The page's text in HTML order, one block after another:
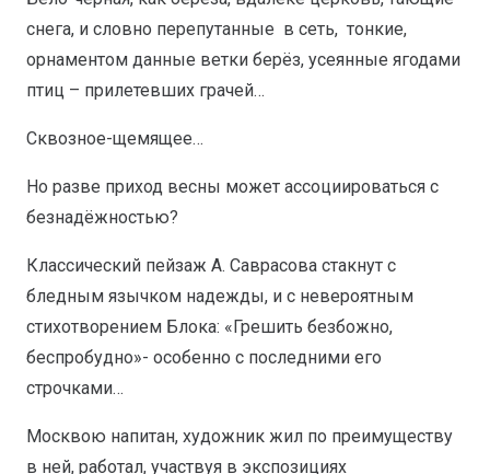
снега, и словно перепутанные в сеть, тонкие,
орнаментом данные ветки берёз, усеянные ягодами
птиц – прилетевших грачей…
Сквозное-щемящее…
Но разве приход весны может ассоциироваться с
безнадёжностью?
Классический пейзаж А. Саврасова стакнут с
бледным язычком надежды, и с невероятным
стихотворением Блока: «Грешить безбожно,
беспробудно»- особенно с последними его
строчками…
Москвою напитан, художник жил по преимуществу
в ней, работал, участвуя в экспозициях